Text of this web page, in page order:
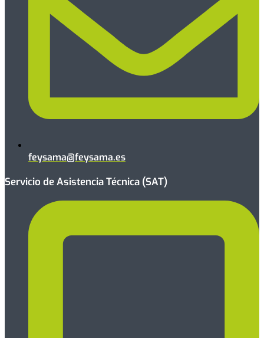
feysama@feysama.es
Servicio de Asistencia Técnica (SAT)